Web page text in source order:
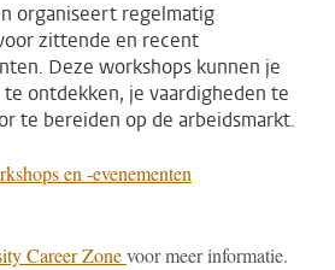
organiseert regelmatig
zittende en recent
Deze workshops kunnen je
ontdekken, je vaardigheden te
te bereiden op de arbeidsmarkt.
en -evenementen
Career Zonevoor meer informatie.